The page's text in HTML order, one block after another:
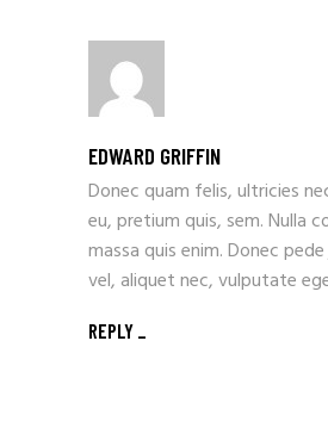
EDWARD GRIFFIN
Donec quam felis, ultricies
eu, pretium quis, sem. Nulla
massa quis enim. Donec
vel, aliquet nec, vulputate
REPLY